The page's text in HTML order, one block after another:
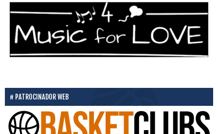
PATROCINADOR WEB